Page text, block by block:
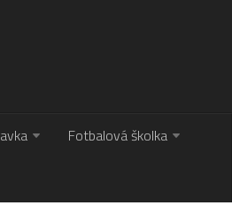
Fotbalová školka